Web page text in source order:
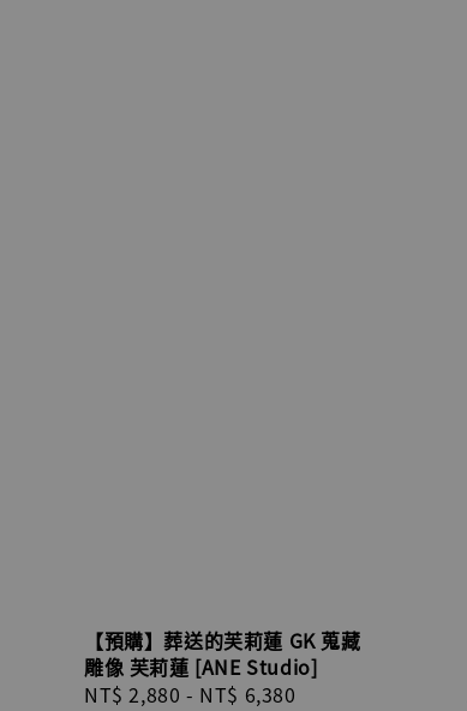
【預購】葬送的芙莉蓮 GK 蒐藏
雕像 芙莉蓮 [ANE Studio]
Regular
NT$ 2,880 - NT$ 6,380